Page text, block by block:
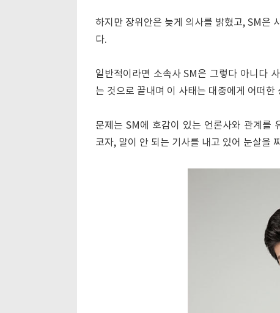
하지만 장위안은 늦게 의사를 밝혔고, SM은
다.
일반적이라면 소속사 SM은 그렇다 아니다
는 것으로 끝내며 이 사태는 대중에게 어떠한
문제는 SM에 호감이 있는 언론사와 관계를
코자, 말이 안 되는 기사를 내고 있어 눈살을